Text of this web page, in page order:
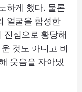
하게 했다. 물론
얼굴을 합성한
진심으로 황당해
것도 아니고 비
웃음을 자아냈